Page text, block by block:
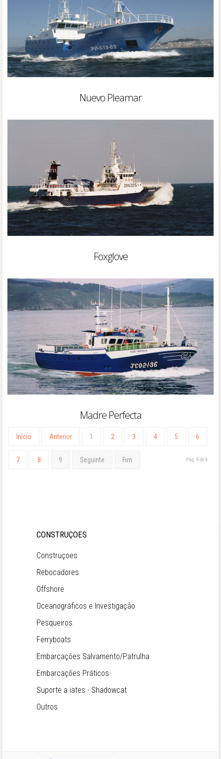
Nuevo Pleamar
Foxglove
Madre Perfecta
Início Anterior 1 2 3 4 5 6
7 8 9 Seguinte Fim Pág. 9 de 9
CONSTRUÇOES
Construçoes
Rebocadores
Offshore
Oceanográficos e Investigação
Pesqueiros
Ferryboats
Embarcações Salvamento/Patrulha
Embarcações Práticos
Suporte a iates - Shadowcat
Outros